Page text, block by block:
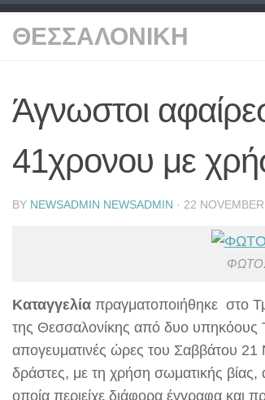
ΘΕΣΣΑΛΟΝΙΚΗ
Άγνωστοι
41χρονου με
BY NEWSADMIN NEWSADMIN · 22
Kαταγγελία πραγματοποιήθηκε στο
της Θεσσαλονίκης από δυο υπηκόους
απογευματινές ώρες του Σαββάτου 21
δράστες, με τη χρήση σωματικής
οποία περιείχε διάφορα έγγραφα και